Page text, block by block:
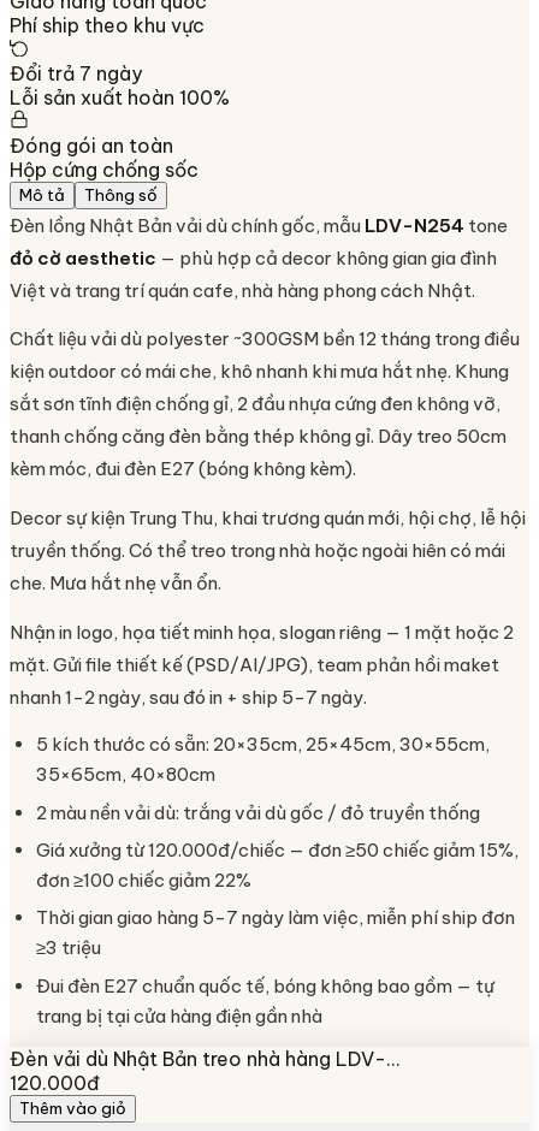
Phí ship theo khu vực
Đổi trả 7 ngày
Lỗi sản xuất hoàn 100%
Đóng gói an toàn
Hộp cứng chống sốc
Mô tả Thông số
Đèn lồng Nhật Bản vải dù chính gốc, mẫu LDV-N254 tone
đỏ cờ aesthetic — phù hợp cả decor không gian gia đình
Việt và trang trí quán cafe, nhà hàng phong cách Nhật.
Chất liệu vải dù polyester ~300GSM bền 12 tháng trong điều
kiện outdoor có mái che, khô nhanh khi mưa hắt nhẹ. Khung
sắt sơn tĩnh điện chống gỉ, 2 đầu nhựa cứng đen không vỡ,
thanh chống căng đèn bằng thép không gỉ. Dây treo 50cm
kèm móc, đui đèn E27 (bóng không kèm).
Decor sự kiện Trung Thu, khai trương quán mới, hội chợ, lễ hội
truyền thống. Có thể treo trong nhà hoặc ngoài hiên có mái
che. Mưa hắt nhẹ vẫn ổn.
Nhận in logo, họa tiết minh họa, slogan riêng — 1 mặt hoặc 2
mặt. Gửi file thiết kế (PSD/AI/JPG), team phản hồi maket
nhanh 1-2 ngày, sau đó in + ship 5-7 ngày.
5 kích thước có sẵn: 20×35cm, 25×45cm, 30×55cm,
35×65cm, 40×80cm
2 màu nền vải dù: trắng vải dù gốc / đỏ truyền thống
Giá xưởng từ 120.000đ/chiếc — đơn ≥50 chiếc giảm 15%,
đơn ≥100 chiếc giảm 22%
Thời gian giao hàng 5-7 ngày làm việc, miễn phí ship đơn
≥3 triệu
Đui đèn E27 chuẩn quốc tế, bóng không bao gồm — tự
trang bị tại cửa hàng điện gần nhà
Đèn vải dù Nhật Bản treo nhà hàng LDV-…
120.000đ
Thêm vào giỏ